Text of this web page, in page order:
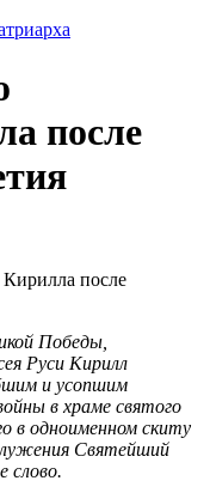
после
Победы,
Руси Кирилл
и усопшим
в храме святого
в одноименном скиту
Святейший
слово.